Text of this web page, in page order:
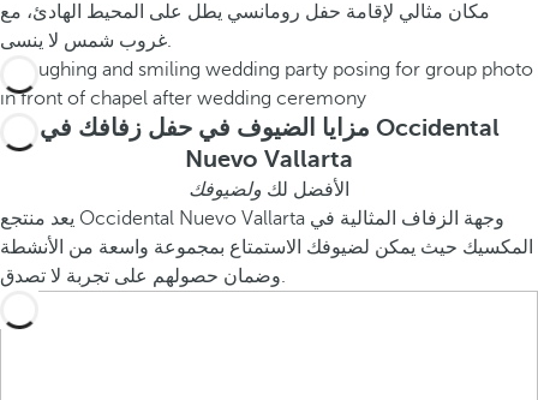
مكان مثالي لإقامة حفل رومانسي يطل على المحيط الهادئ، مع
غروب شمس لا ينسى.
مزايا الضيوف في حفل زفافك في Occidental
Nuevo Vallarta
الأفضل لك ولضيوفك
يعد منتجع Occidental Nuevo Vallarta وجهة الزفاف المثالية في
المكسيك حيث يمكن لضيوفك الاستمتاع بمجموعة واسعة من الأنشطة
وضمان حصولهم على تجربة لا تصدق.